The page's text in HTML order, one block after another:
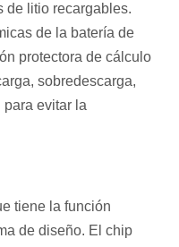
de litio recargables.
de la batería de
protectora de cálculo
sobredescarga,
para evitar la
tiene la función
de diseño. El chip